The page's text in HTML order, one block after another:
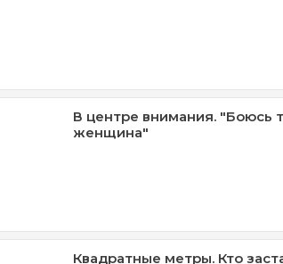
В центре внимания. "Боюсь
женщина"
Квадратные метры. Кто